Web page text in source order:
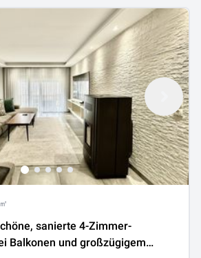
sanierte 4-Zimmer-
Balkonen und großzügigem